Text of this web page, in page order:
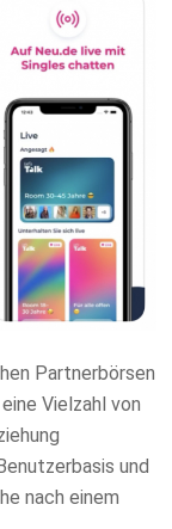
Partnerbörsen
Vielzahl von
und
nach einem